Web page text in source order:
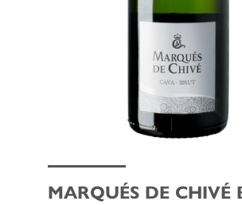
MARQUÉS DE CHIVÉ